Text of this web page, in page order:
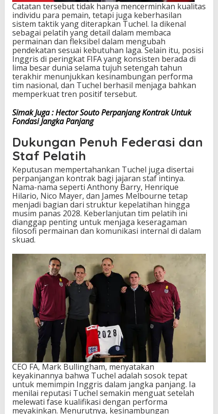
Catatan tersebut tidak hanya mencerminkan kualitas
individu para pemain, tetapi juga keberhasilan
sistem taktik yang diterapkan Tuchel. Ia dikenal
sebagai pelatih yang detail dalam membaca
permainan dan fleksibel dalam mengubah
pendekatan sesuai kebutuhan laga. Selain itu, posisi
Inggris di peringkat FIFA yang konsisten berada di
lima besar dunia selama tujuh setengah tahun
terakhir menunjukkan kesinambungan performa
tim nasional, dan Tuchel berhasil menjaga bahkan
memperkuat tren positif tersebut.
Simak Juga : Hector Souto Perpanjang Kontrak Untuk
Fondasi Jangka Panjang
Dukungan Penuh Federasi dan
Staf Pelatih
Keputusan mempertahankan Tuchel juga disertai
perpanjangan kontrak bagi jajaran staf intinya.
Nama-nama seperti Anthony Barry, Henrique
Hilario, Nico Mayer, dan James Melbourne tetap
menjadi bagian dari struktur kepelatihan hingga
musim panas 2028. Keberlanjutan tim pelatih ini
dianggap penting untuk menjaga keseragaman
filosofi permainan dan komunikasi internal di dalam
skuad.
CEO FA, Mark Bullingham, menyatakan
keyakinannya bahwa Tuchel adalah sosok tepat
untuk memimpin Inggris dalam jangka panjang. Ia
menilai reputasi Tuchel semakin menguat setelah
melewati fase kualifikasi dengan performa
meyakinkan. Menurutnya, kesinambungan